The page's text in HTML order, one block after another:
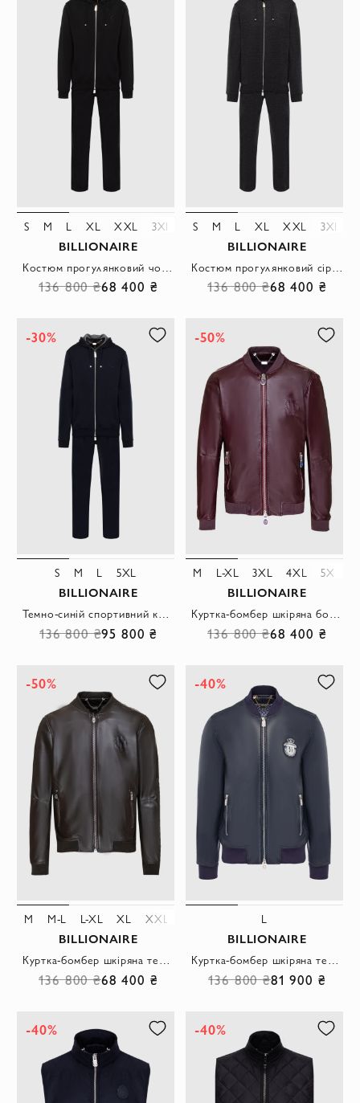
S M L XL XXL 3XL 4XL 5XL
BILLIONAIRE
136 800 ₴68 400 ₴
S M L XL XXL 3XL
BILLIONAIRE
136 800 ₴68 400 ₴
-30%
S M L 5XL
BILLIONAIRE
136 800 ₴95 800 ₴
-50%
M L-XL 3XL 4XL 5XL
BILLIONAIRE
136 800 ₴68 400 ₴
-50%
M M-L L-XL XL XXL
BILLIONAIRE
136 800 ₴68 400 ₴
-40%
L
BILLIONAIRE
136 800 ₴81 900 ₴
-40% -40%